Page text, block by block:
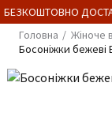
Головна
Жіноче
Босоніжки бежеві